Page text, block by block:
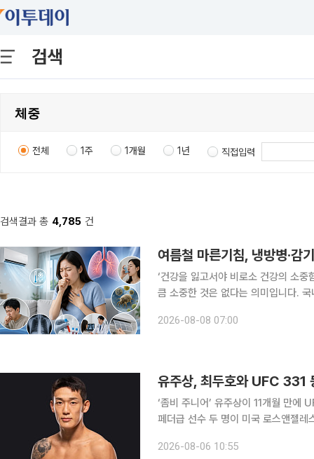
검색
전체 1주 1개월 1년 직접입력
검색결과 총 4,785 건
여름철 마른기침, 냉방병‧
‘건강을 잃고서야 비로소 건강의 소
큼 소중한 것은 없다는 의미입니다.
사용이 늘면서 마른기침을 호소하는
2026-08-08 07:00
유주상, 최두호와 UFC 331
‘좀비 주니어’ 유주상이 11개월 만에
페더급 선수 두 명이 미국 로스앤젤레스에서 동반 승
니어와 페더급 경기를 치른다. UFC
2026-08-06 10:55